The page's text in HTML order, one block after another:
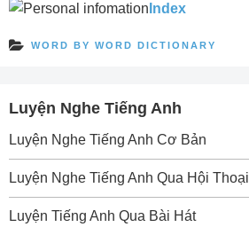
Index
WORD BY WORD DICTIONARY
Luyện Nghe Tiếng Anh
Luyện Nghe Tiếng Anh Cơ Bản
Luyện Nghe Tiếng Anh Qua Hội Thoại
Luyện Tiếng Anh Qua Bài Hát